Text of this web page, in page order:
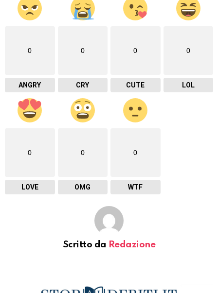
0
ANGRY
0
CRY
0
CUTE
0
LOL
0
LOVE
0
OMG
0
WTF
Scritto da Redazione